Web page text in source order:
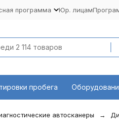
программа Юр. лицам
пробега
автосканеры